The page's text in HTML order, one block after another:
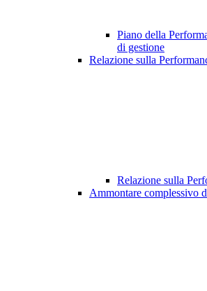
Piano della
di gestione
Relazione sulla
Relazione sulla
Ammontare complessivo